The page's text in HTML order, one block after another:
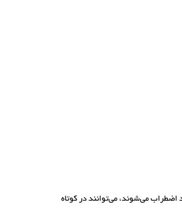
اضطراب می‌شوند، می‌توانند در کوتاه